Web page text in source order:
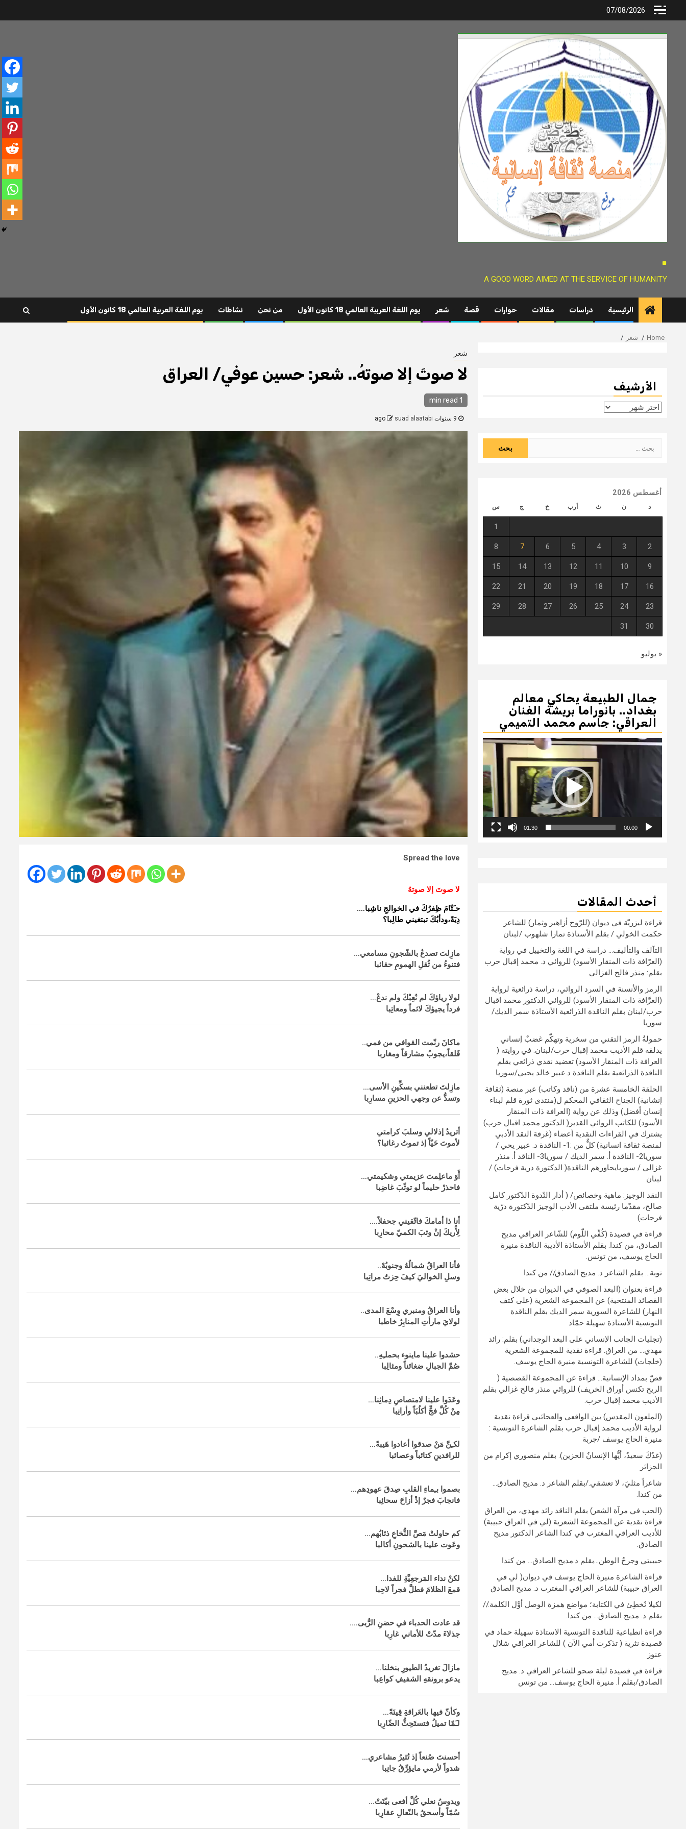
07/08/2026
.
A GOOD WORD AIMED AT THE SERVICE OF HUMANITY
الرئيسية دراسات مقالات حوارات قصة شعر يوم اللغة العربية العالمي 18 كانون الأول من نحن نشاطات يوم اللغة العربية العالمي 18 كانون الأول
Home شعر
شعر
لا صوتَ إلا صوتهُ.. شعر: حسين عوفي/ العراق
1 min read
suad alaatabi
Spread the love
لا صوتَ إلا صوتهُ
حـَتّامَ ظِفرُكَ في الخوالجِ ناشِبا….
دِيَةً،ودأبُكَ تبتغيني طالِبا؟
مازِلتَ تصدعُ بالشّجونِ مسامعي…
فتنوءُ من ثُقلِ الهمومِ حقائبا
لولا رياؤكَ لم نُعِبْكَ ولم ندعْ…
فرداً يجيؤكَ لائماً ومعاتِبا
ماكانَ رنّمت القوافي من فمي..
قَلقاً،يجوبُ مشارقاً ومغاربا
مازِلتَ تطعنني بسكِّينِ الأسى…
وتسدُّ عن وجهي الحزينِ مسارِبا
أتريدُ إذلالي وسلبَ كرامتي
لأموتَ حَيّاً إذ تموتُ رغائبا؟
أَوَ ماعلِمتَ عزيمتي وشكيمتي…
فاحذرْ حليماً لو توثّبَ غاضِبا
أنا ذا أمامكَ فاتّقيني جحفلاً….
لِأُريكَ إنْ وثبَ الكميّ محارِبا
فأنا العراقُ شمالُهُ وجنوبُهْ..
وسلِ الخواليَ كيفَ حِزتُ مراتِبا
وأنا العراقُ ومنبري وِسْعَ المدى..
لولايَ مارأتِ المنابِرُ خاطبا
حشدوا علينا ماينوء بحملـِهِ..
صُمَّ الجبالِ ضغائناً ومثالِبا
وعَدَوا علينا لامتصاصِ دِمائِنا…
مِنْ كُلَّ فجٍّ أكلُبَاً وأرانِبا
لكـِنَّ مَنْ صدقوا أعادوا هَيبةً…
للرافدينِ كتائباً وعصائبا
بصموا بـِماءِ القلبِ صِدقَ عهودِهم…
فانجابَ فجرٌ إذْ أزاحَ سحائِبا
كم حاولتْ مَصَّ النُّخاعِ ذئابُهم…
وعَوت علينا بالشحونِ أكالبا
لكنْ نداء المَرجعِيَّةِ للفدا…
قمعَ الظلامَ فطلَّ فجراً لاحِبا
قد عادت الحدباء في حضنِ الرُّبى….
جذلاءَ مدّتْ للأماني غارِبا
مازالَ تغريدُ الطيورِ بنخلنا…
يدعو برونقهِ الشفيفِ كواعِبا
وكأنّ فيها بالعَراقةِ قِينَةً…
لـَمّا تميلُ فتستَحِثُّ الضّارِبا
أحسنتَ صُنعاً إذ تُثيرُ مشاعري…
شدواً لأرمي مايؤرِّقُ جانِبا
ويدوسُ نعلي كُلَّ أفعى بيّتَتْ…
سُمّاً وأسحقُ بالنّعالِ عقارِبا
الأرشيف
الأرشيف
أغسطس 2026
د ن ث أرب خ ج س
1
2
3
4
5
6
7
8
9
10
11
12
13
14
15
16
17
18
19
20
21
22
23
24
25
26
27
28
29
30
31
« يوليو
جمال الطبيعة يحاكي معالم
بغداد.. بانوراما بريشة الفنان
العراقي: جاسم محمد التميمي
مشغل
00:00
01:30
أحدث المقالات
قراءة ليزريّة في ديوان (للرّوح أزاهير وثمار) للشاعر
حكمت الخولي / بقلم الأستاذة تمارا شلهوب /لبنان
التآلف والتأليف… دراسة في اللغة والتخييل في رواية
(العرّافة ذات المنقار الأسود) للروائي د. محمد إقبال حرب
بقلم: منذر فالح الغزالي
الرمز والأنسنة في السرد الروائي، دراسة ذرائعية لرواية
(العرَّافة ذات المنقار الأسود) للروائي الدكتور محمد اقبال
حرب/لبنان بقلم الناقدة الذرائعية الأستاذة سمر الديك/
سوريا
حمولةُ الرمز التقني من سخرية وتهكّم غضبٌ إنساني
يدلقه قلم الأديب محمد إقبال حرب/لبنان. في روايته (
العرافة ذات المنقار الأسود) تعضيد نقدي ذرائعي بقلم
الناقدة الذرائعية بقلم الناقدة د.عبير خالد يحيي/سوريا
الحلقة الخامسة عشرة من (ناقد وكاتب) عبر منصة (ثقافة
إنشانية) الجناح الثقافي المحكم ل(منتدى ثورة قلم لبناء
إنسان أفضل) وذلك عن رواية (العرافة ذات المنقار
الأسود) للكاتب الروائي القدير( الدكتور محمد اقبال حرب)
يشترك في القراءات النقدية أعضاء (غرفة النقد الأدبي
لمنصة ثقافة انسانية) كلٌّ من :1- الناقدة د. عبير يحي /
سوريا2- الناقدة أ. سمر الديك / سوريا3- الناقد أ. منذر
غزالي / سوريايحاورهم الناقدة( الدكتورة درية فرحات) /
لبنان
النقد الوجيز: ماهية وخصائص/ ( أدار النّدوة الدّكتور كامل
صالح، مقدّما رئيسة ملتقى الأدب الوجيز الدّكتورة درّية
فرحات)
قراءة في قصيدة (كُفِّي اللّوم) للشّاعر العراقي مديح
الصادق، من كندا. بقلم الأستاذة الأديبة الناقدة منيرة
الحاج يوسف، من تونس.
توبة… بقلم الشاعر د. مديح الصادق// من كندا
قراءة بعنوان (البعد الصوفي في الديوان من خلال بعض
القصائد المنتخبة) عن المجموعة الشعرية (على كتف
النهار) للشاعرة السورية سمر الديك بقلم الناقدة
التونسية الأستاذة سهيلة حمّاد
(تجليات الجانب الإنساني على البعد الوجداني) بقلم: رائد
مهدي… من العراق. قراءة نقدية للمجموعة الشعرية
(خلجات) للشاعرة التونسية منيرة الحاج يوسف.
قصّ بمداد الإنسانية… قراءة عن المجموعة القصصية (
الريح تكنس أوراق الخريف) للروائي منذر فالح غزالي بقلم
الأديب محمد إقبال حرب.
(الملعون المقدس) بين الواقعي والعجائبي قراءة نقدية
لرواية الأديب محمد إقبال حرب بقلم الشاعرة التونسية :
منيرة الحاج يوسف /جربة
(غدُكَ سعيدٌ، أيُّها الإنسانُ الحزين). بقلم منصوري إكرام من
الجزائر
شاعراً مثليَ، لا تعشقي./بقلم الشاعر د. مديح الصادق…
من كندا.
(الحب في مرآة الشعر) بقلم الناقد رائد مهدي، من العراق
قراءة نقدية عن المجموعة الشعرية (لي في العراق حبيبة)
للأديب العراقي المغترب في كندا الشاعر الدكتور مديح
الصادق.
حبيبتي وجرحُ الوطن…بقلم د.مديح الصادق… من كندا
قراءة الشاعرة منيرة الحاج يوسف في ديوان( لي في
العراق حبيبة) للشاعر العراقي المغترب د. مديح الصادق
لكيلا نُخطِئ في الكتابة؛ مواضع همزة الوصل أوَّل الكلمة.//
بقلم د. مديح الصادق… من كندا.
قراءة انطباعية للناقدة التونسية الاستاذة سهيلة حماد في
قصيدة نثرية ( تذكرت أمي الآن ) للشاعر العراقي شلال
عنوز
قراءة في قصيدة ليلة صحو للشاعر العراقي د. مديح
الصادق/بقلم أ. منيرة الحاج يوسف… من تونس